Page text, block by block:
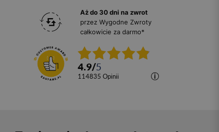
Aż do 30 dni na zwrot
przez Wygodne Zwroty
całkowicie za darmo*
4.9/5
114835 opinii